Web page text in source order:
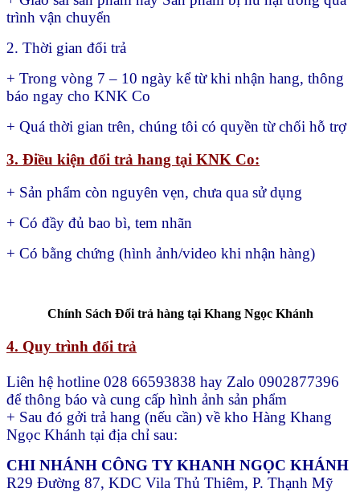
trình vận chuyển
2. Thời gian đổi trả
+ Trong vòng 7 – 10 ngày kể từ khi nhận hang, thông
báo ngay cho KNK Co
+ Quá thời gian trên, chúng tôi có quyền từ chối hỗ trợ
3. Điều kiện đổi trả hang tại KNK Co:
+ Sản phẩm còn nguyên vẹn, chưa qua sử dụng
+ Có đầy đủ bao bì, tem nhãn
+ Có bằng chứng (hình ảnh/video khi nhận hàng)
Chính Sách Đổi trả hàng tại Khang Ngọc Khánh
4. Quy trình đổi trả
Liên hệ hotline 028 66593838 hay Zalo 0902877396
để thông báo và cung cấp hình ảnh sản phẩm
+ Sau đó gởi trả hang (nếu cần) về kho Hàng Khang
Ngọc Khánh tại địa chỉ sau:
CHI NHÁNH CÔNG TY KHANH NGỌC KHÁNH
R29 Đường 87, KDC Vila Thủ Thiêm, P. Thạnh Mỹ